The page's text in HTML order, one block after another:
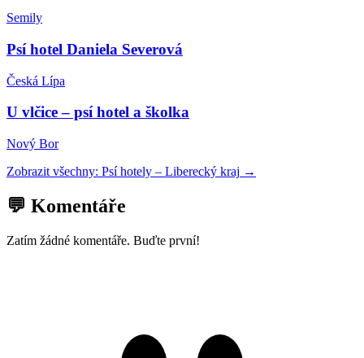
Semily
Psí hotel Daniela Severová
Česká Lípa
U vlčice – psí hotel a školka
Nový Bor
Zobrazit všechny: Psí hotely – Liberecký kraj →
💬 Komentáře
Zatím žádné komentáře. Buďte první!